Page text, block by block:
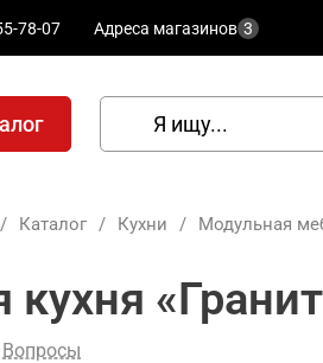
78-07 Адреса магазинов 3
/ Каталог / Кухни / Модульная
Вопросы